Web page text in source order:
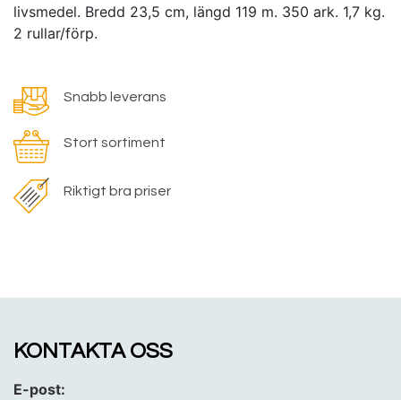
livsmedel. Bredd 23,5 cm, längd 119 m. 350 ark. 1,7 kg.
2 rullar/förp.
Snabb leverans
Stort sortiment
Riktigt bra priser
KONTAKTA OSS
E-post: